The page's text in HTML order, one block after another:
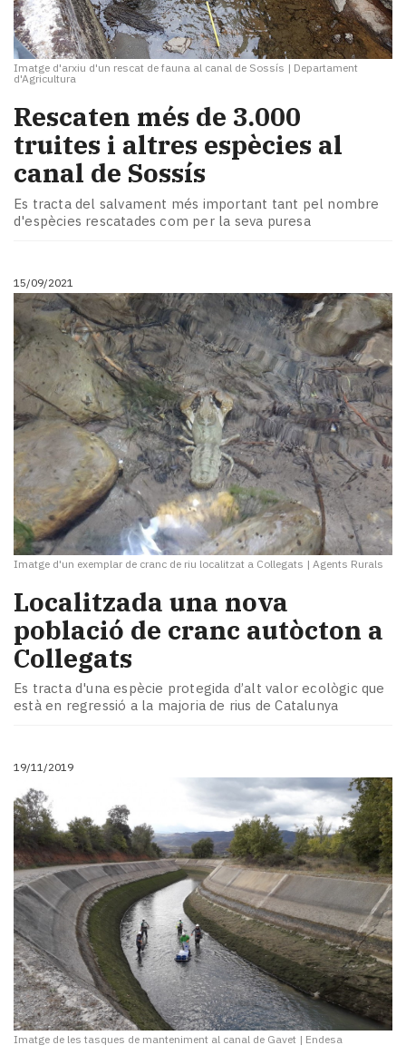
Imatge d'arxiu d'un rescat de fauna al canal de Sossís | Departament
d'Agricultura
Rescaten més de 3.000
truites i altres espècies al
canal de Sossís
Es tracta del salvament més important tant pel nombre
d'espècies rescatades com per la seva puresa
15/09/2021
Imatge d'un exemplar de cranc de riu localitzat a Collegats | Agents Rurals
Localitzada una nova
població de cranc autòcton a
Collegats
Es tracta d'una espècie protegida d’alt valor ecològic que
està en regressió a la majoria de rius de Catalunya
19/11/2019
Imatge de les tasques de manteniment al canal de Gavet | Endesa